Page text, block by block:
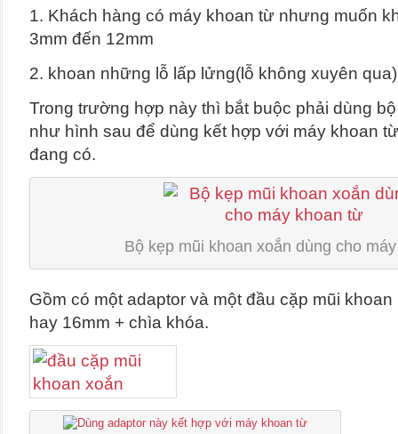
1. Khách hàng có máy khoan từ nhưng muốn
3mm đến 12mm
2. khoan những lỗ lấp lửng(lỗ không xuyên
Trong trường hợp này thì bắt buộc phải dùng
như hình sau để dùng kết hợp với máy khoan
đang có.
Bộ kẹp mũi khoan xoắn dùng cho
Gồm có một adaptor và một đầu cặp mũi
hay 16mm + chìa khóa.